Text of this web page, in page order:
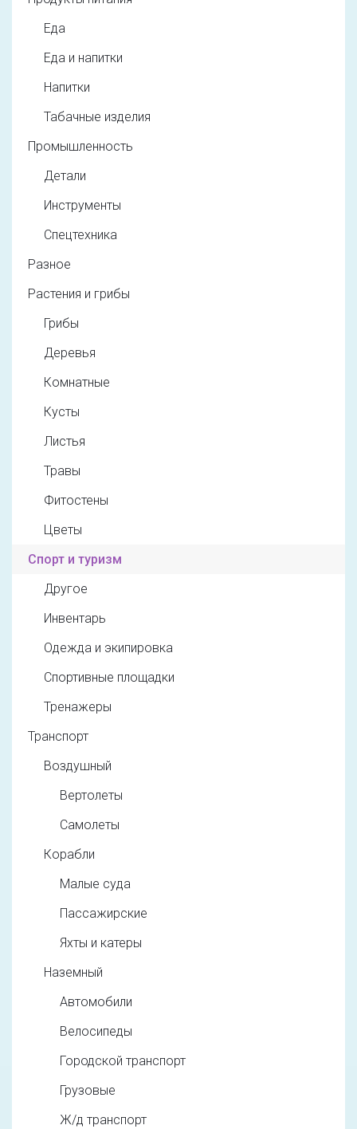
Еда
Еда и напитки
Напитки
Табачные изделия
Промышленность
Детали
Инструменты
Спецтехника
Разное
Растения и грибы
Грибы
Деревья
Комнатные
Кусты
Листья
Травы
Фитостены
Цветы
Спорт и туризм
Другое
Инвентарь
Одежда и экипировка
Спортивные площадки
Тренажеры
Транспорт
Воздушный
Вертолеты
Самолеты
Корабли
Малые суда
Пассажирские
Яхты и катеры
Наземный
Автомобили
Велосипеды
Городской транспорт
Грузовые
Ж/д транспорт